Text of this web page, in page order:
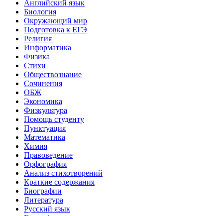
Английский язык
Биология
Окружающий мир
Подготовка к ЕГЭ
Религия
Информатика
Физика
Стихи
Обществознание
Сочинения
ОБЖ
Экономика
Физкультура
Помощь студенту
Пунктуация
Математика
Химия
Правоведение
Орфография
Анализ стихотворений
Краткие содержания
Биографии
Литература
Русский язык